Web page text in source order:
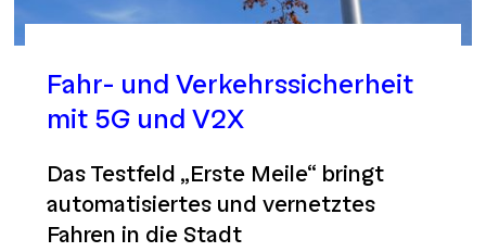
Fahr- und Verkehrssicherheit
mit 5G und V2X
Das Testfeld „Erste Meile“ bringt
automatisiertes und vernetztes
Fahren in die Stadt